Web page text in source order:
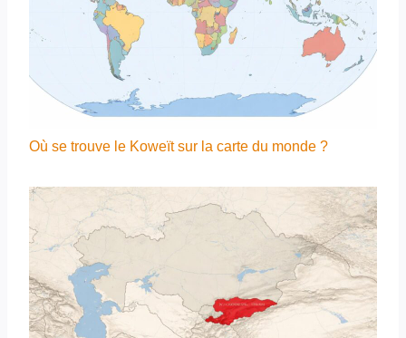
Où se trouve le Koweït sur la carte du monde ?